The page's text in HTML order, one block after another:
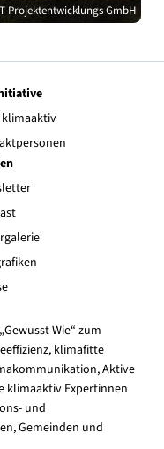
Projektentwicklungs GmbH
klimaaktiv
Wie“ zum
klimafitte
Aktive
klimaaktiv Expertinnen
und
Gemeinden und